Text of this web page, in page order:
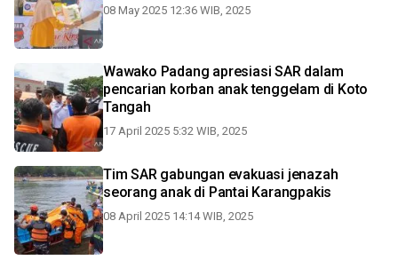
08 May 2025 12:36 WIB, 2025
Wawako Padang apresiasi SAR dalam
pencarian korban anak tenggelam di Koto
Tangah
17 April 2025 5:32 WIB, 2025
Tim SAR gabungan evakuasi jenazah
seorang anak di Pantai Karangpakis
08 April 2025 14:14 WIB, 2025